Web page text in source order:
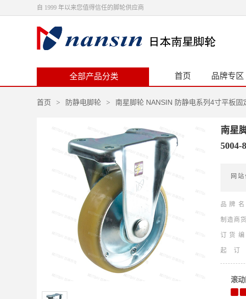
自 1999 年以来您值得信任的脚轮供应商
全部产品分类 首页 品牌专区
首页 > 防静电脚轮 > 南星脚轮 NANSIN 防静电系列4寸平板
南星
5004-
网站
品牌
制造商
订货编
起订
滚